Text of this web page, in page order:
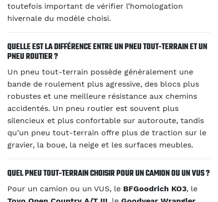
toutefois important de vérifier l’homologation
hivernale du modèle choisi.
QUELLE EST LA DIFFÉRENCE ENTRE UN PNEU TOUT-TERRAIN ET UN
PNEU ROUTIER ?
Un pneu tout-terrain possède généralement une
bande de roulement plus agressive, des blocs plus
robustes et une meilleure résistance aux chemins
accidentés. Un pneu routier est souvent plus
silencieux et plus confortable sur autoroute, tandis
qu’un pneu tout-terrain offre plus de traction sur le
gravier, la boue, la neige et les surfaces meubles.
QUEL PNEU TOUT-TERRAIN CHOISIR POUR UN CAMION OU UN VUS ?
Pour un camion ou un VUS, le BFGoodrich KO3, le